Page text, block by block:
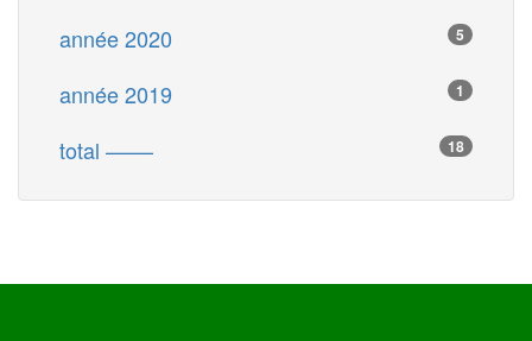
5
année 2020
1
année 2019
18
total ––––